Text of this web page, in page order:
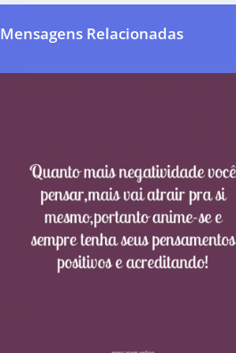
Mensagens Relacionadas